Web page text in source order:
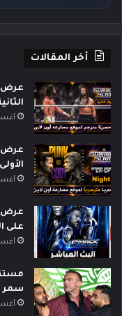
أخر المقالات
على
سمر